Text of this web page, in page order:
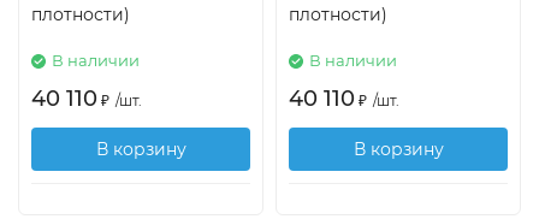
плотности)
В наличии
40 110 ₽ /шт.
В корзину
плотности)
В наличии
40 110 ₽ /шт.
В корзину